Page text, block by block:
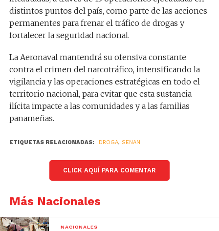
distintos puntos del país, como parte de las acciones
permanentes para frenar el tráfico de drogas y
fortalecer la seguridad nacional.
La Aeronaval mantendrá su ofensiva constante
contra el crimen del narcotráfico, intensificando la
vigilancia y las operaciones estratégicas en todo el
territorio nacional, para evitar que esta sustancia
ilícita impacte a las comunidades y a las familias
panameñas.
ETIQUETAS RELACIONADAS: DROGA, SENAN
CLICK AQUÍ PARA COMENTAR
Más Nacionales
NACIONALES